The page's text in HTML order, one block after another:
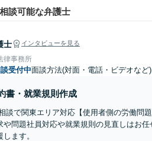
談可能な弁護士
士 インタビューを見る
律事務所
受付中面談方法(対面・電話・ビデオなど
書・就業規則作成
談で関東エリア対応【使用者側の労働問
や問題社員対応や就業規則の見直しはお
ます。